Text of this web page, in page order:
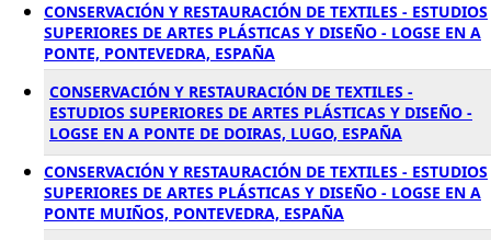
CONSERVACIÓN Y RESTAURACIÓN DE TEXTILES - ESTUDIOS
SUPERIORES DE ARTES PLÁSTICAS Y DISEÑO - LOGSE EN A
PONTE, PONTEVEDRA, ESPAÑA
CONSERVACIÓN Y RESTAURACIÓN DE TEXTILES -
ESTUDIOS SUPERIORES DE ARTES PLÁSTICAS Y DISEÑO -
LOGSE EN A PONTE DE DOIRAS, LUGO, ESPAÑA
CONSERVACIÓN Y RESTAURACIÓN DE TEXTILES - ESTUDIOS
SUPERIORES DE ARTES PLÁSTICAS Y DISEÑO - LOGSE EN A
PONTE MUIÑOS, PONTEVEDRA, ESPAÑA